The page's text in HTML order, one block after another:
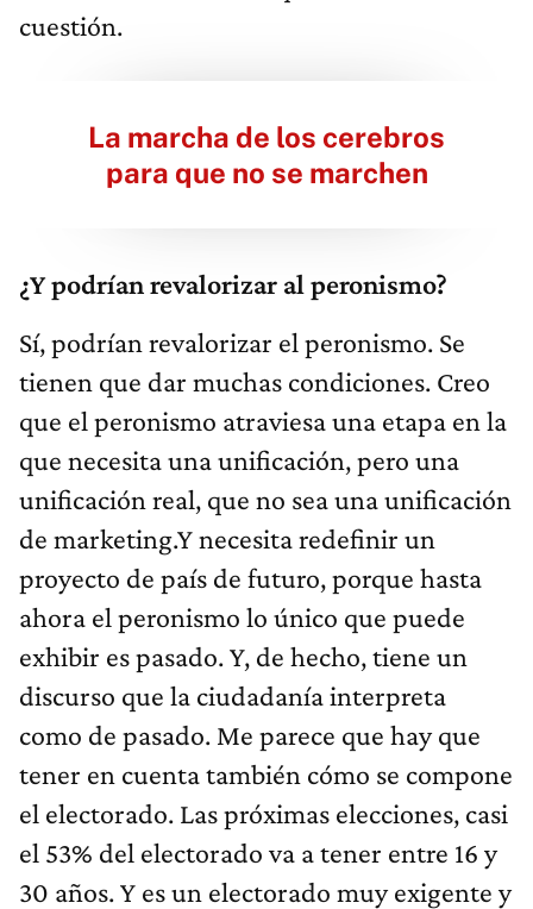
cuestión.
La marcha de los cerebros
para que no se marchen
¿Y podrían revalorizar al peronismo?
Sí, podrían revalorizar el peronismo. Se
tienen que dar muchas condiciones. Creo
que el peronismo atraviesa una etapa en la
que necesita una unificación, pero una
unificación real, que no sea una unificación
de marketing.Y necesita redefinir un
proyecto de país de futuro, porque hasta
ahora el peronismo lo único que puede
exhibir es pasado. Y, de hecho, tiene un
discurso que la ciudadanía interpreta
como de pasado. Me parece que hay que
tener en cuenta también cómo se compone
el electorado. Las próximas elecciones, casi
el 53% del electorado va a tener entre 16 y
30 años. Y es un electorado muy exigente y